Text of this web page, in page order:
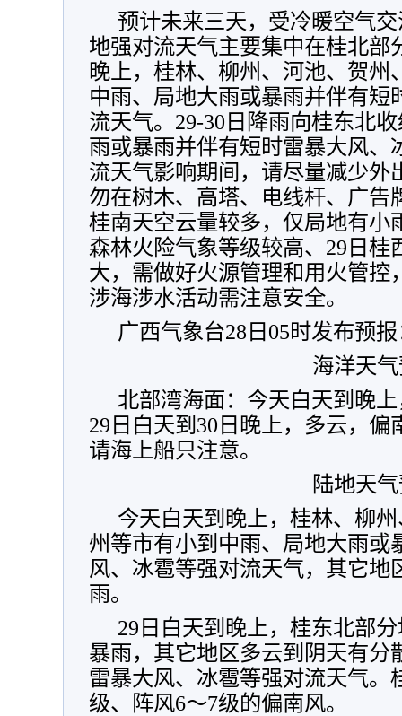
预计未来三天，受冷暖空气
地强对流天气主要集中在桂北部
晚上，桂林、柳州、河池、贺州
中雨、局地大雨或暴雨并伴有短
流天气。29-30日降雨向桂东北
雨或暴雨并伴有短时雷暴大风、
流天气影响期间，请尽量减少外
勿在树木、高塔、电线杆、广告
桂南天空云量较多，仅局地有小
森林火险气象等级较高、29日桂
大，需做好火源管理和用火管控
涉海涉水活动需注意安全。
广西气象台28日05时发布预
海洋天
北部湾海面：今天白天到晚
29日白天到30日晚上，多云，偏
请海上船只注意。
陆地天
今天白天到晚上，桂林、柳
州等市有小到中雨、局地大雨或
风、冰雹等强对流天气，其它地
雨。
29日白天到晚上，桂东北部
暴雨，其它地区多云到阴天有分
雷暴大风、冰雹等强对流天气。
级、阵风6～7级的偏南风。